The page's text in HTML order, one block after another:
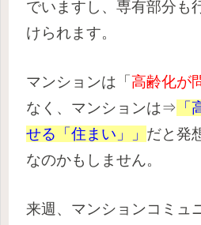
でいますし、専有部分も
けられます。
マンションは「 高齢化が
なく、マンションは⇒
せる「住まい」」 だと発
なのかもしません。
来週、マンションコミュ